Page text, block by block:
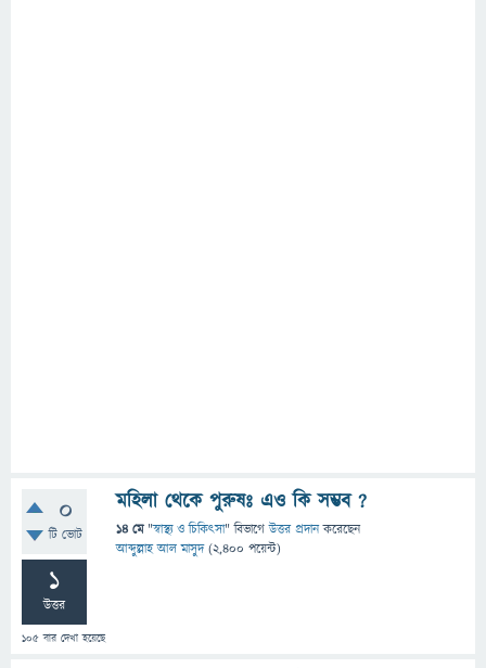
0
টি ভোট
1
উত্তর
105 বার দেখা হয়েছে
মহিলা থেকে পুরুষঃ এও কি সম্ভব ?
14 মে "স্বাস্থ্য ও চিকিৎসা" বিভাগে উত্তর প্রদান করেছেন
আব্দুল্লাহ আল মাসুদ (2,400 পয়েন্ট)